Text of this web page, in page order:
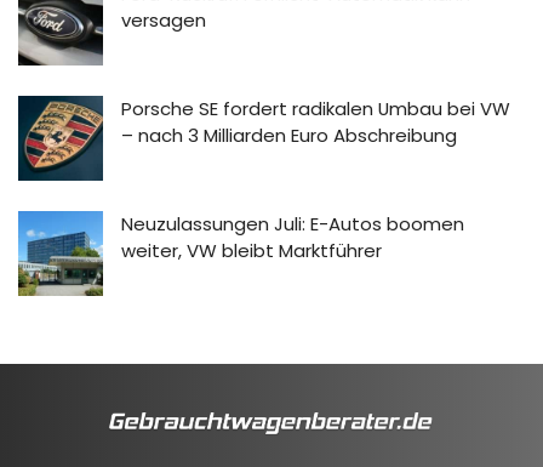
versagen
Porsche SE fordert radikalen Umbau bei VW
– nach 3 Milliarden Euro Abschreibung
Neuzulassungen Juli: E-Autos boomen
weiter, VW bleibt Marktführer